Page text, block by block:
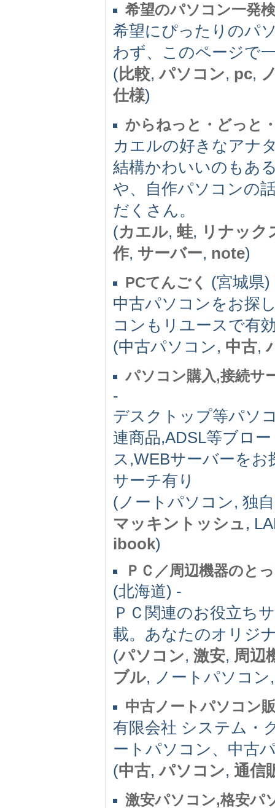
希望のパソコン一発
希望にぴったりのパ
わず、このページで
(比較,パソコン, pc,
仕様)
からねっと・どっと
カエルの好きなアナ
結構かわいいのもあ
や、自作パソコンの
だくさん。
(カエル, 蛙, リナック
作, サーバー, note)
PCてんごく (宮城県)
中古パソコンをお探
コンもリユースで有
(中古パソコン, 中古,
パソコン購入,接続サ
-
デスクトップ等パソ
連商品,ADSL等ブロ
ス,WEBサーバーを
サーチ有り
(ノートパソコン, 独
マッキントッシュ,
ibook)
ＰＣ／周辺機器のと
(北海道) -
ＰＣ関連のお役立ち
載。あなたのオリジ
(パソコン, 激安, 周辺
ブル, ノートパソコ
中古ノートパソコン
有限会社 システム・
ートパソコン、中古
(中古,パソコン, 通信
激安パソコン,格安パ